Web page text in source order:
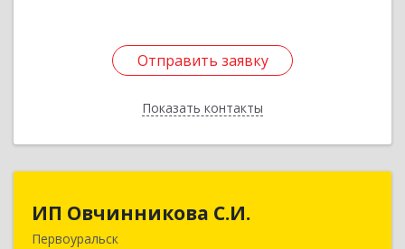
Отправить заявку
Показать контакты
Отправить заявку
Назад
ИП Овчинникова С.И.
Первоуральск
623119, Свердловская обл, Первоуральск г,